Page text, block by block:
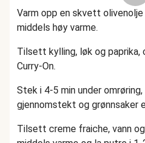
Varm opp en skvett
middels høy varme.
Tilsett kylling, løk og paprika,
Curry-On.
Stek i 4-5 min under
gjennomstekt og grønnsaker
Tilsett creme fraiche, vann